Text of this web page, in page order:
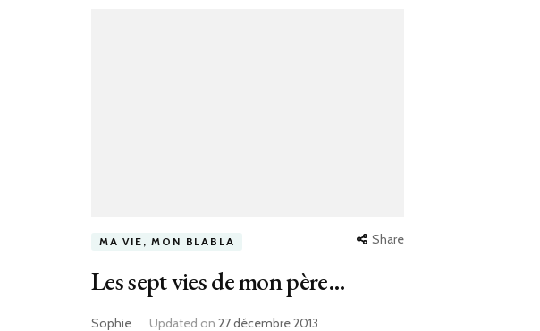
MA VIE, MON BLABLA Share
Les sept vies de mon père…
Sophie Updated on 27 décembre 2013